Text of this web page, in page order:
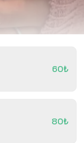
60₺
80₺